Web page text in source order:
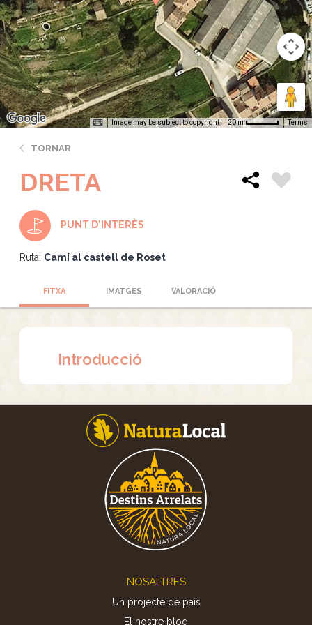
Image may be subject to copyright 20 m Terms
TORNAR
DRETA
PUNT D'INTERÈS
Ruta: Camí al castell de Roset
FITXA IMATGES VALORACIÓ
Introducció
NOSALTRES
Un projecte de país
El nostre blog